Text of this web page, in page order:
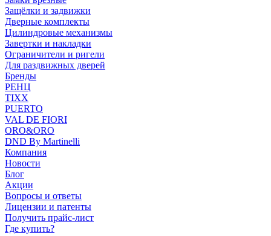
Защёлки и задвижки
Дверные комплекты
Цилиндровые механизмы
Завертки и накладки
Ограничители и ригели
Для раздвижных дверей
Бренды
РЕНЦ
TIXX
PUERTO
VAL DE FIORI
ORO&ORO
DND By Martinelli
Компания
Новости
Блог
Акции
Вопросы и ответы
Лицензии и патенты
Получить прайс-лист
Где купить?